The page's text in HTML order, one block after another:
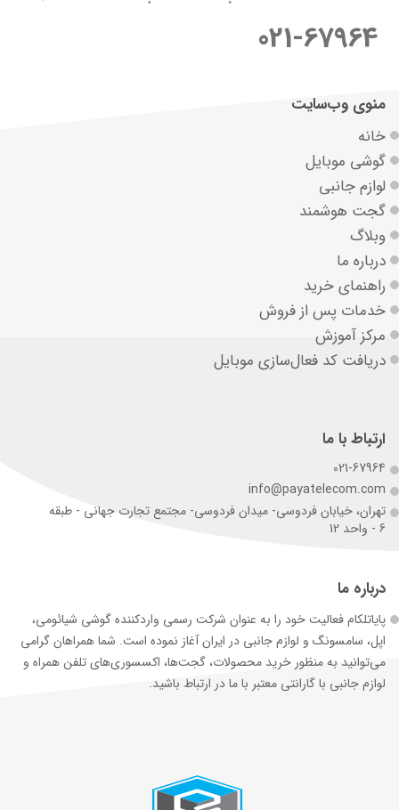
021-67964
منوی وب‌سایت
خانه
گوشی موبایل
لوازم جانبی
گجت هوشمند
وبلاگ
درباره ما
راهنمای خرید
خدمات پس از فروش
مرکز آموزش
دریافت کد فعال‌سازی موبایل
ارتباط با ما
021-67964
info@payatelecom.com
تهران، خیابان فردوسی- میدان فردوسی- مجتمع تجارت جهانی - طبقه
6 - واحد 12
درباره ما
پایاتلکام فعالیت خود را به عنوان شرکت رسمی وارد‌کننده گوشی شیائومی،
اپل، سامسونگ و لوازم جانبی در ایران آغاز نموده است. شما همراهان گرامی
می‌توانید به منظور خرید محصولات، گجت‌ها، اکسسوری‌های تلفن همراه و
لوازم جانبی با گارانتی معتبر با ما در ارتباط باشید.